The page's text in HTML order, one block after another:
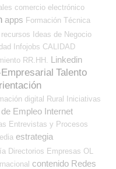
comercio electrónico
apps Formación Técnica
recursos Ideas de Negocio
Infojobs CALIDAD
RR.HH.
Linkedin
Talento
digital Rural Iniciativas
Empleo Internet
Entrevistas y Procesos
estrategia
Directorios Empresas OL
contenido Redes